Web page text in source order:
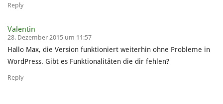
Reply
Valentin
28. Dezember 2015 um 11:57
Hallo Max, die Version funktioniert weiterhin ohne Probleme in
WordPress. Gibt es Funktionalitäten die dir fehlen?
Reply